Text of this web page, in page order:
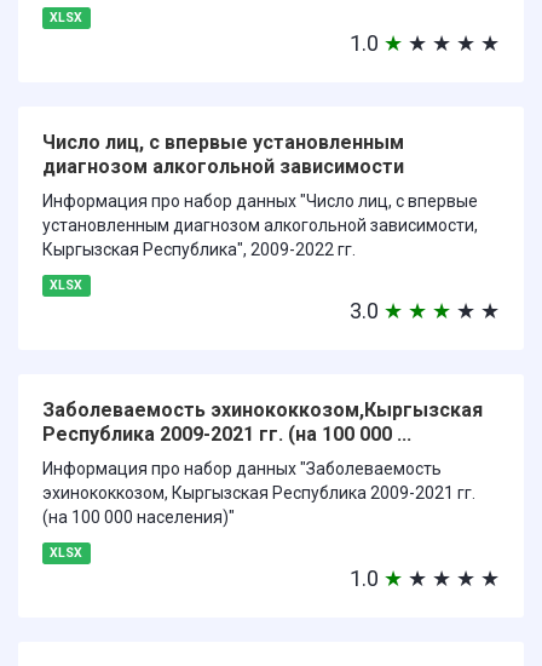
XLSX
1.0 ★ ★ ★ ★ ★
Число лиц, с впервые установленным
диагнозом алкогольной зависимости
Информация про набор данных "Число лиц, с впервые
установленным диагнозом алкогольной зависимости,
Кыргызская Республика", 2009-2022 гг.
XLSX
3.0 ★ ★ ★ ★ ★
Заболеваемость эхинококкозом,Кыргызская
Республика 2009-2021 гг. (на 100 000 ...
Информация про набор данных "Заболеваемость
эхинококкозом, Кыргызская Республика 2009-2021 гг.
(на 100 000 населения)"
XLSX
1.0 ★ ★ ★ ★ ★